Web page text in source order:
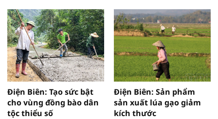
Điện Biên: Tạo sức bật
cho vùng đồng bào dân
tộc thiểu số
Điện Biên: Sản phẩm
sản xuất lúa gạo giảm
kích thước